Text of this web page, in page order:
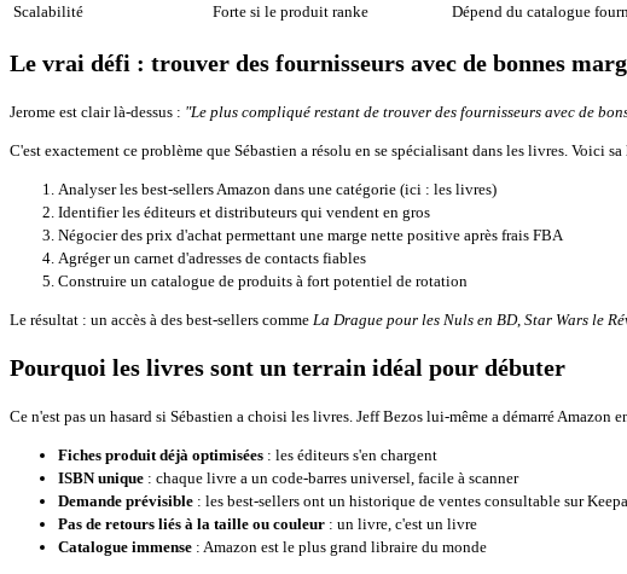
Scalabilité
Forte si le produit ranke Dépend du catalogue
Le vrai défi : trouver des fournisseurs avec de bonnes
Jerome est clair là-dessus : "Le plus compliqué restant de trouver des fournisseurs avec de
C'est exactement ce problème que Sébastien a résolu en se spécialisant dans les livres. Voici
Analyser les best-sellers Amazon dans une catégorie (ici : les livres)
Identifier les éditeurs et distributeurs qui vendent en gros
Négocier des prix d'achat permettant une marge nette positive après frais FBA
Agréger un carnet d'adresses de contacts fiables
Construire un catalogue de produits à fort potentiel de rotation
Le résultat : un accès à des best-sellers comme La Drague pour les Nuls en BD, Star Wars le
Pourquoi les livres sont un terrain idéal pour débuter
Ce n'est pas un hasard si Sébastien a choisi les livres. Jeff Bezos lui-même a démarré
Fiches produit déjà optimisées : les éditeurs s'en chargent
ISBN unique : chaque livre a un code-barres universel, facile à scanner
Demande prévisible : les best-sellers ont un historique de ventes consultable sur Keepa
Pas de retours liés à la taille ou couleur : un livre, c'est un livre
Catalogue immense : Amazon est le plus grand libraire du monde